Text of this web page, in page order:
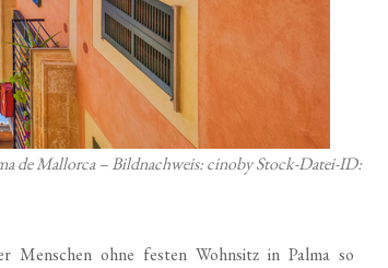
de Mallorca – Bildnachweis: cinoby Stock-Datei-ID:
ohne festen Wohnsitz in Palma so